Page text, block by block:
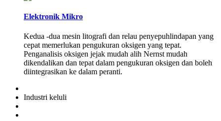
Elektronik Mikro
Kedua -dua mesin litografi dan relau penyepuhlindapan yang
cepat memerlukan pengukuran oksigen yang tepat.
Penganalisis oksigen jejak mudah alih Nernst mudah
dikendalikan dan tepat dalam pengukuran oksigen dan boleh
diintegrasikan ke dalam peranti.
Industri keluli